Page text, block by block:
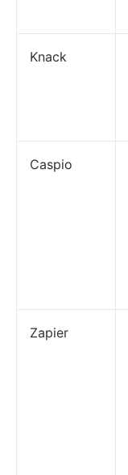
Knack
Caspio
Zapier